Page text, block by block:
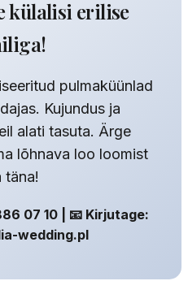
külalisi erilise
pulmaküünlad
Kujundus ja
alati tasuta. Ärge
lõhnava loo loomist
täna!
07 10 | 📧 Kirjutage:
wedding.pl